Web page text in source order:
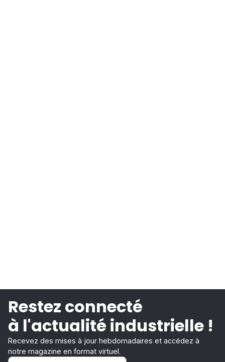
Restez connecté
à l'actualité industrielle !
Recevez des mises à jour hebdomadaires et accédez à
notre magazine en format virtuel.